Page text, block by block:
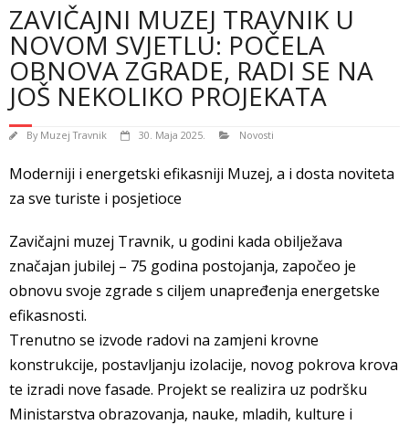
ZAVIČAJNI MUZEJ TRAVNIK U
NOVOM SVJETLU: POČELA
OBNOVA ZGRADE, RADI SE NA
JOŠ NEKOLIKO PROJEKATA
By Muzej Travnik 30. Maja 2025. Novosti
Moderniji i energetski efikasniji Muzej, a i dosta noviteta
za sve turiste i posjetioce
Zavičajni muzej Travnik, u godini kada obilježava
značajan jubilej – 75 godina postojanja, započeo je
obnovu svoje zgrade s ciljem unapređenja energetske
efikasnosti.
Trenutno se izvode radovi na zamjeni krovne
konstrukcije, postavljanju izolacije, novog pokrova krova
te izradi nove fasade. Projekt se realizira uz podršku
Ministarstva obrazovanja, nauke, mladih, kulture i